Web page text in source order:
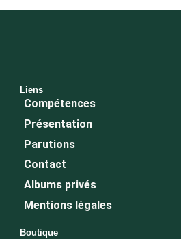
Liens
Compétences
Présentation
Parutions
Contact
Albums privés
Mentions légales
Boutique